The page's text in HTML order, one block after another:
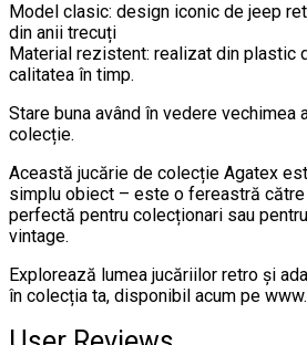
Model clasic: design iconic de jeep
din anii trecuți
Material rezistent: realizat din plastic
calitatea în timp.
Stare buna având în vedere vechimea
colecție.
Această jucărie de colecție Agatex
simplu obiect – este o fereastră
perfectă pentru colecționari sau
vintage.
Explorează lumea jucăriilor retro și
în colecția ta, disponibil acum pe